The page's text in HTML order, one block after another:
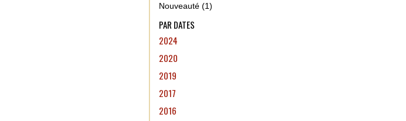
Nouveauté (1)
PAR DATES
2024
2020
2019
2017
2016